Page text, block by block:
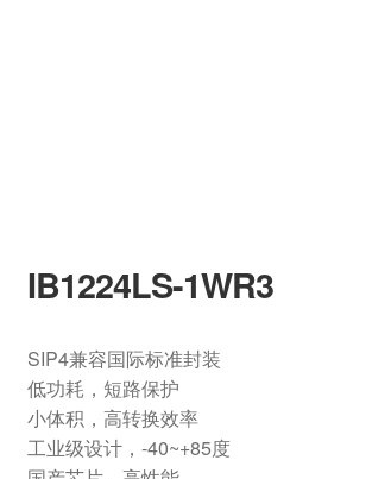
IB1224LS-1WR3
SIP4兼容国际标准封装
低功耗，短路保护
小体积，高转换效率
工业级设计，-40~+85度